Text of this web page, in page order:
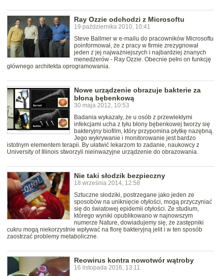
Ray Ozzie odchodzi z Microsoftu
19 października 2010, 10:41
Steve Ballmer w e-mailu do pracowników Microsoftu
poinformował, że z pracy w firmie zrezygnował
jeden z jej najważniejszych i najbardziej znanych
menedżerów - Ray Ozzie. Obecnie pełni on funkcję
głównego architekta oprogramowania.
Nowe urządzenie obrazuje bakterie za
błoną bębenkową
30 maja 2012, 10:53
Badania wykazały, że u osób z przewlekłymi
infekcjami ucha z tyłu błony bębenkowej tworzy się
bakteryjny biofilm, który przypomina płytkę nazębną.
Jego wykrywanie i monitorowanie jest bardzo
istotnym elementem terapii. By ułatwić lekarzom to zadanie, naukowcy z
University of Illinois stworzyli nieinwazyjne urządzenie do obrazowania.
Nie taki słodzik bezpieczny
18 września 2014, 12:58
Sztuczne słodziki, postrzegane jako jeden ze
sposobów na uniknięcie otyłości, mogą przyczyniać
się do światowej epidemii otyłości. Ze studium,
którego wyniki opublikowano w najnowszym
numerze Nature, dowiadujemy się, że zastępniki
cukru mogą niekorzystnie wpływać na florę bakteryjną jelit i w ten sposób
zaostrzać problemy metaboliczne.
Reowirus kontra nowotwór wątroby
16 listopada 2016, 13:11